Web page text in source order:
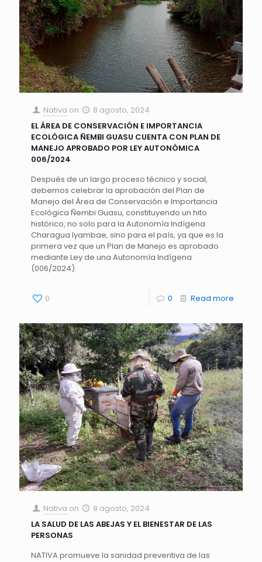
Nativa on
8 agosto, 2024
EL ÁREA DE CONSERVACIÓN E IMPORTANCIA
ECOLÓGICA ÑEMBI GUASU CUENTA CON PLAN DE
MANEJO APROBADO POR LEY AUTONÓMICA
006/2024
Después de un largo proceso técnico y social,
debemos celebrar la aprobación del Plan de
Manejo del Área de Conservación e Importancia
Ecológica Ñembi Guasu, constituyendo un hito
histórico, no solo para la Autonomía Indígena
Charagua Iyambae, sino para el país, ya que es la
primera vez que un Plan de Manejo es aprobado
mediante Ley de una Autonomía Indígena
(006/2024).
0 0 Read more
Nativa on
8 agosto, 2024
LA SALUD DE LAS ABEJAS Y EL BIENESTAR DE LAS
PERSONAS
NATIVA promueve la sanidad preventiva de las